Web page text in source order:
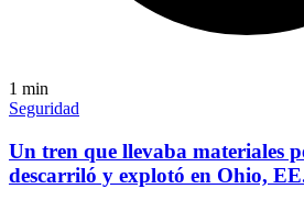
1 min
Seguridad
Un tren que llevaba materiales
descarriló y explotó en Ohio,